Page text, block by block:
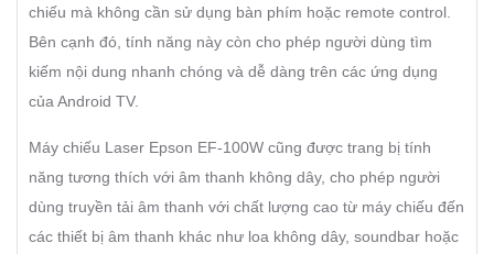
chiếu mà không cần sử dụng bàn phím hoặc remote control.
Bên cạnh đó, tính năng này còn cho phép người dùng tìm
kiếm nội dung nhanh chóng và dễ dàng trên các ứng dụng
của Android TV.
Máy chiếu Laser Epson EF-100W cũng được trang bị tính
năng tương thích với âm thanh không dây, cho phép người
dùng truyền tải âm thanh với chất lượng cao từ máy chiếu đến
các thiết bị âm thanh khác như loa không dây, soundbar hoặc